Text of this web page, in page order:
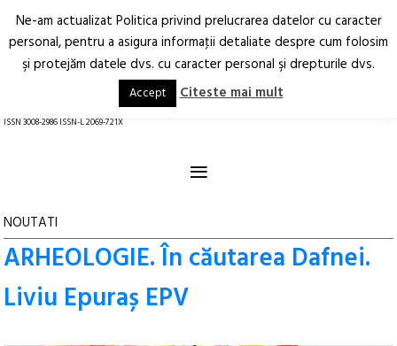
Arhitectură.
Oraș.
RO EN
ISSN 3008-2986 ISSN-L 2069-721X
≡
NOUTATI
ARHEOLOGIE. În căutarea Dafnei.
Liviu Epuraș EPV
Ne-am actualizat Politica privind prelucrarea datelor cu caracter
personal, pentru a asigura informaţii detaliate despre cum folosim
şi protejăm datele dvs. cu caracter personal şi drepturile dvs.
Accept Citeste mai mult